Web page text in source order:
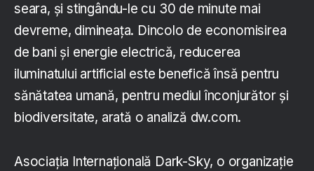
seara, și stingându-le cu 30 de minute mai
devreme, dimineața. Dincolo de economisirea
de bani și energie electrică, reducerea
iluminatului artificial este benefică însă pentru
sănătatea umană, pentru mediul înconjurător și
biodiversitate, arată o analiză dw.com.
Asociația Internațională Dark-Sky, o organizație